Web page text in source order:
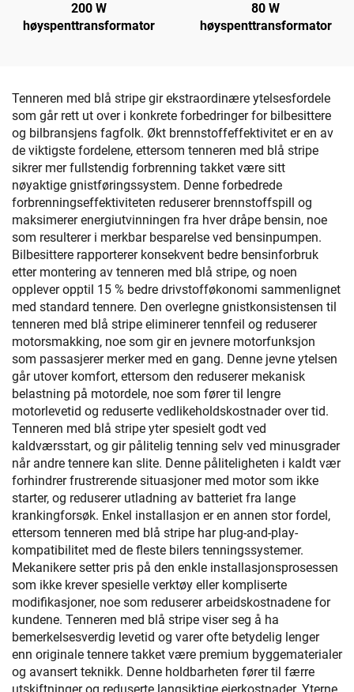
200 W
høyspenttransformator
80 W
høyspenttransformator
Tenneren med blå stripe gir ekstraordinære ytelsesfordele
som går rett ut over i konkrete forbedringer for bilbesittere
og bilbransjens fagfolk. Økt brennstoffeffektivitet er en av
de viktigste fordelene, ettersom tenneren med blå stripe
sikrer mer fullstendig forbrenning takket være sitt
nøyaktige gnistføringssystem. Denne forbedrede
forbrenningseffektiviteten reduserer brennstoffspill og
maksimerer energiutvinningen fra hver dråpe bensin, noe
som resulterer i merkbar besparelse ved bensinpumpen.
Bilbesittere rapporterer konsekvent bedre bensinforbruk
etter montering av tenneren med blå stripe, og noen
opplever opptil 15 % bedre drivstofføkonomi sammenlignet
med standard tennere. Den overlegne gnistkonsistensen til
tenneren med blå stripe eliminerer tennfeil og reduserer
motorsmakking, noe som gir en jevnere motorfunksjon
som passasjerer merker med en gang. Denne jevne ytelsen
går utover komfort, ettersom den reduserer mekanisk
belastning på motordele, noe som fører til lengre
motorlevetid og reduserte vedlikeholdskostnader over tid.
Tenneren med blå stripe yter spesielt godt ved
kaldværsstart, og gir pålitelig tenning selv ved minusgrader
når andre tennere kan slite. Denne påliteligheten i kaldt vær
forhindrer frustrerende situasjoner med motor som ikke
starter, og reduserer utladning av batteriet fra lange
krankingforsøk. Enkel installasjon er en annen stor fordel,
ettersom tenneren med blå stripe har plug-and-play-
kompatibilitet med de fleste bilers tenningssystemer.
Mekanikere setter pris på den enkle installasjonsprosessen
som ikke krever spesielle verktøy eller kompliserte
modifikasjoner, noe som reduserer arbeidskostnadene for
kundene. Tenneren med blå stripe viser seg å ha
bemerkelsesverdig levetid og varer ofte betydelig lenger
enn originale tennere takket være premium byggematerialer
og avansert teknikk. Denne holdbarheten fører til færre